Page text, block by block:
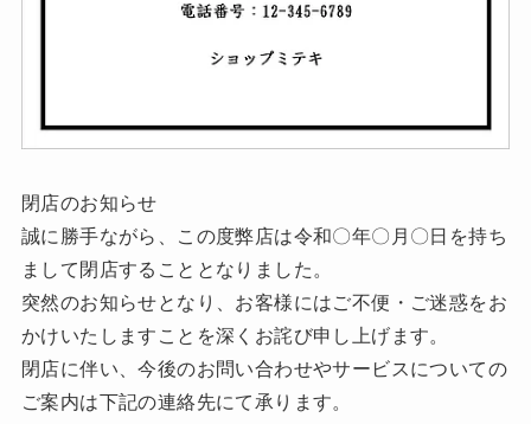
閉店のお知らせ
誠に勝手ながら、この度弊店は令和〇年〇月〇日を持ち
まして閉店することとなりました。
突然のお知らせとなり、お客様にはご不便・ご迷惑をお
かけいたしますことを深くお詫び申し上げます。
閉店に伴い、今後のお問い合わせやサービスについての
ご案内は下記の連絡先にて承ります。